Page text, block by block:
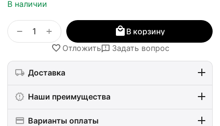
В наличии
+
−
В корзину
Отложить
Задать вопрос
Доставка
Наши преимущества
Варианты оплаты